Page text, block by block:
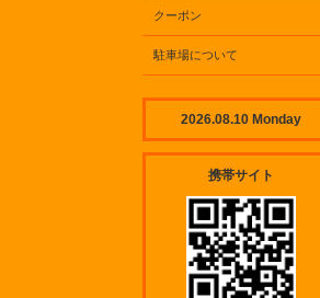
クーポン
駐車場について
2026.08.10 Monday
携帯サイト